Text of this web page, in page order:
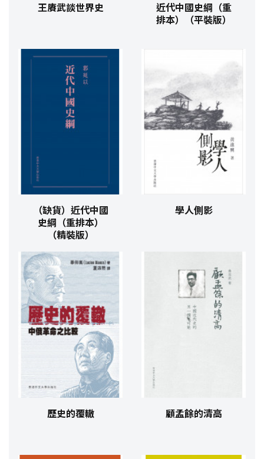
王賡武談世界史
近代中國史綱（重
排本）（平裝版）
（缺貨）近代中國
史綱（重排本）
（精裝版）
學人側影
歷史的覆轍 顧孟餘的清高